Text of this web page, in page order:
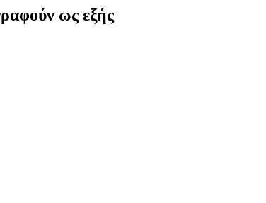
ως εξής